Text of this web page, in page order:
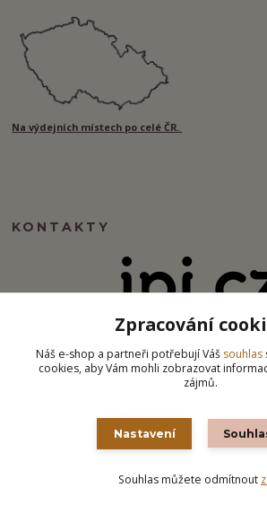
Na výdejních místech po celé ČR.
KONTAKTY
info@ipj.cz
Vytvořeno na Eshop-
Zpracování
Náš e-shop a partneři potřebují Váš souhlas
cookies, aby Vám mohli zobrazovat
zájmů.
Nastavení
Souhlas můžete odmítnout